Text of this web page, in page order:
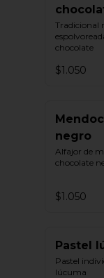
Tradicional
chocolate
$1.050
negro
Alfajor de
chocolate
$1.050
Pastel
Pastel
lúcuma